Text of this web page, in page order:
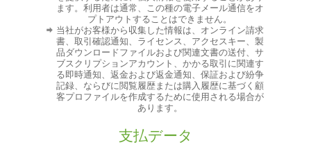
ます。利用者は通常、この種の電子メール通信をオ
プトアウトすることはできません。
当社がお客様から収集した情報は、オンライン請求
書、取引確認通知、ライセンス、アクセスキー、製
品ダウンロードファイルおよび関連文書の送付、サ
ブスクリプションアカウント、かかる取引に関連す
る即時通知、返金および返金通知、保証および紛争
記録、ならびに閲覧履歴または購入履歴に基づく顧
客プロファイルを作成するために使用される場合が
あります。
支払データ